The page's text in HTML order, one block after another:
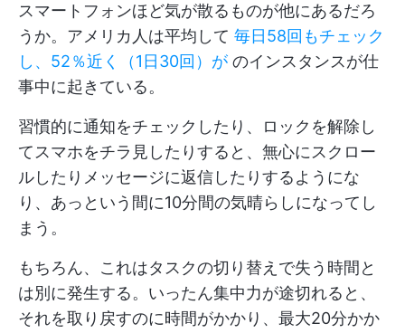
スマートフォンほど気が散るものが他にあるだろ
うか。アメリカ人は平均して 毎日58回もチェック
し、52％近く（1日30回）が のインスタンスが仕
事中に起きている。
習慣的に通知をチェックしたり、ロックを解除し
てスマホをチラ見したりすると、無心にスクロー
ルしたりメッセージに返信したりするようにな
り、あっという間に10分間の気晴らしになってし
まう。
もちろん、これはタスクの切り替えで失う時間と
は別に発生する。いったん集中力が途切れると、
それを取り戻すのに時間がかかり、最大20分かか